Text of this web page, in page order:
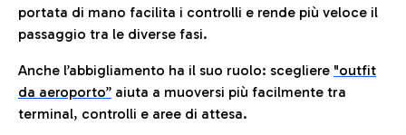
portata di mano facilita i controlli e rende più veloce il
passaggio tra le diverse fasi.
Anche l’abbigliamento ha il suo ruolo: scegliere "outfit
da aeroporto” aiuta a muoversi più facilmente tra
terminal, controlli e aree di attesa.